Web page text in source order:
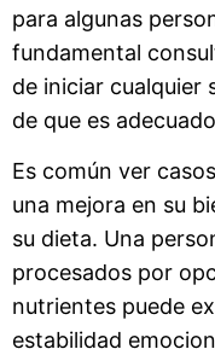
para algunas
fundamental
de iniciar cualquier
de que es
Es común ver
una mejora en su
su dieta. Una
procesados por
nutrientes puede
estabilidad